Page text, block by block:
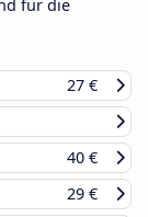
für die
27 €
40 €
29 €